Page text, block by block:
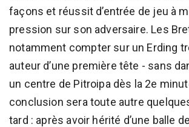
façons et réussit d’entrée de jeu à
pression sur son adversaire. Les
notamment compter sur un Erding
auteur d’une première tête - sans
un centre de Pitroipa dès la 2e
conclusion sera toute autre
tard : après avoir hérité d’une balle